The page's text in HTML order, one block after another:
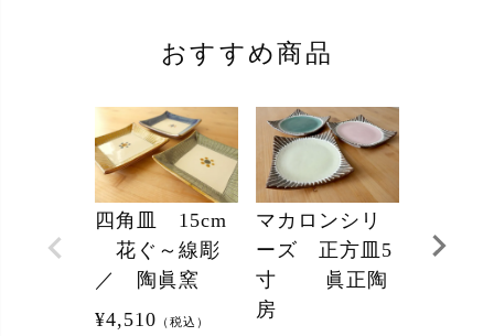
おすすめ商品
四角皿 15cm
花ぐ～線彫
／ 陶眞窯
¥4,510 （税込）
マカロンシリ
ーズ 正方皿5
寸 眞正陶
房
（3種